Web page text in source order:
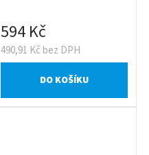
490,91 Kč bez DPH
594 Kč
DO KOŠÍKU